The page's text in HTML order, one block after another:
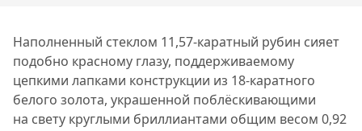
Наполненный стеклом 11,57-каратный рубин сияет
подобно красному глазу, поддерживаемому
цепкими лапками конструкции из 18-каратного
белого золота, украшенной поблёскивающими
на свету круглыми бриллиантами общим весом 0,92